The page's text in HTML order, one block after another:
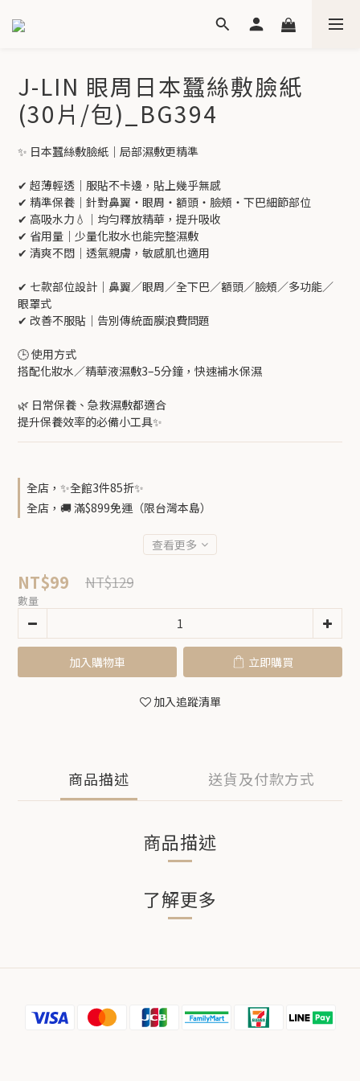
J-LIN 眼周日本蠶絲敷臉紙
(30片/包)_BG394
✨ 日本蠶絲敷臉紙｜局部濕敷更精準
✔ 超薄輕透｜服貼不卡邊，貼上幾乎無感
✔ 精準保養｜針對鼻翼・眼周・額頭・臉頰・下巴細節部位
✔ 高吸水力💧｜均勻釋放精華，提升吸收
✔ 省用量｜少量化妝水也能完整濕敷
✔ 清爽不悶｜透氣親膚，敏感肌也適用
✔ 七款部位設計｜鼻翼／眼周／全下巴／額頭／臉頰／多功能／
眼罩式
✔ 改善不服貼｜告別傳統面膜浪費問題
🕒 使用方式
搭配化妝水／精華液濕敷3–5分鐘，快速補水保濕
🌿 日常保養、急救濕敷都適合
提升保養效率的必備小工具✨
全店，✨全館3件85折✨
全店，🚚 滿$899免運（限台灣本島）
查看更多
NT$99 NT$129
數量
加入購物車 立即購買
加入追蹤清單
商品描述 送貨及付款方式
商品描述
了解更多